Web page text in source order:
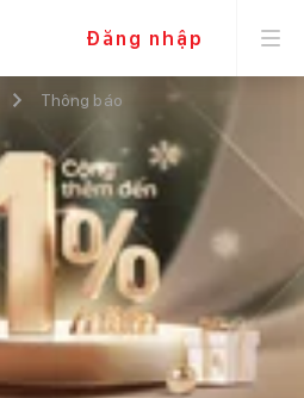
Đăng nhập
Thông báo